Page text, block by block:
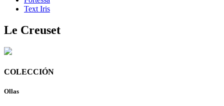
Text Iris
Le Creuset
COLECCIÓN
Ollas